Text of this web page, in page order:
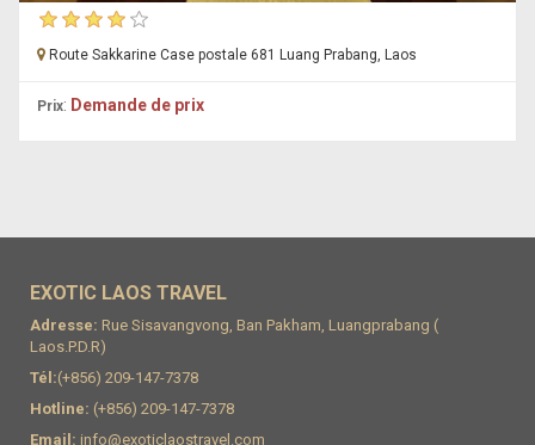
Route Sakkarine Case postale 681 Luang Prabang, Laos
Prix: Demande de prix
EXOTIC LAOS TRAVEL
Adresse: Rue Sisavangvong, Ban Pakham, Luangprabang (
Laos.P.D.R)
Tél:(+856) 209-147-7378
Hotline: (+856) 209-147-7378
Email: info@exoticlaostravel.com